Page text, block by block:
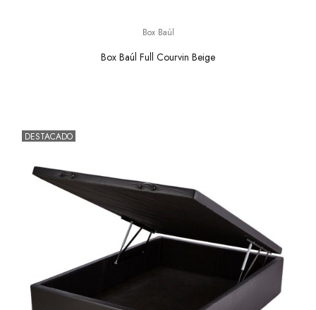
Box Baúl
Box Baúl Full Courvin Beige
DESTACADO